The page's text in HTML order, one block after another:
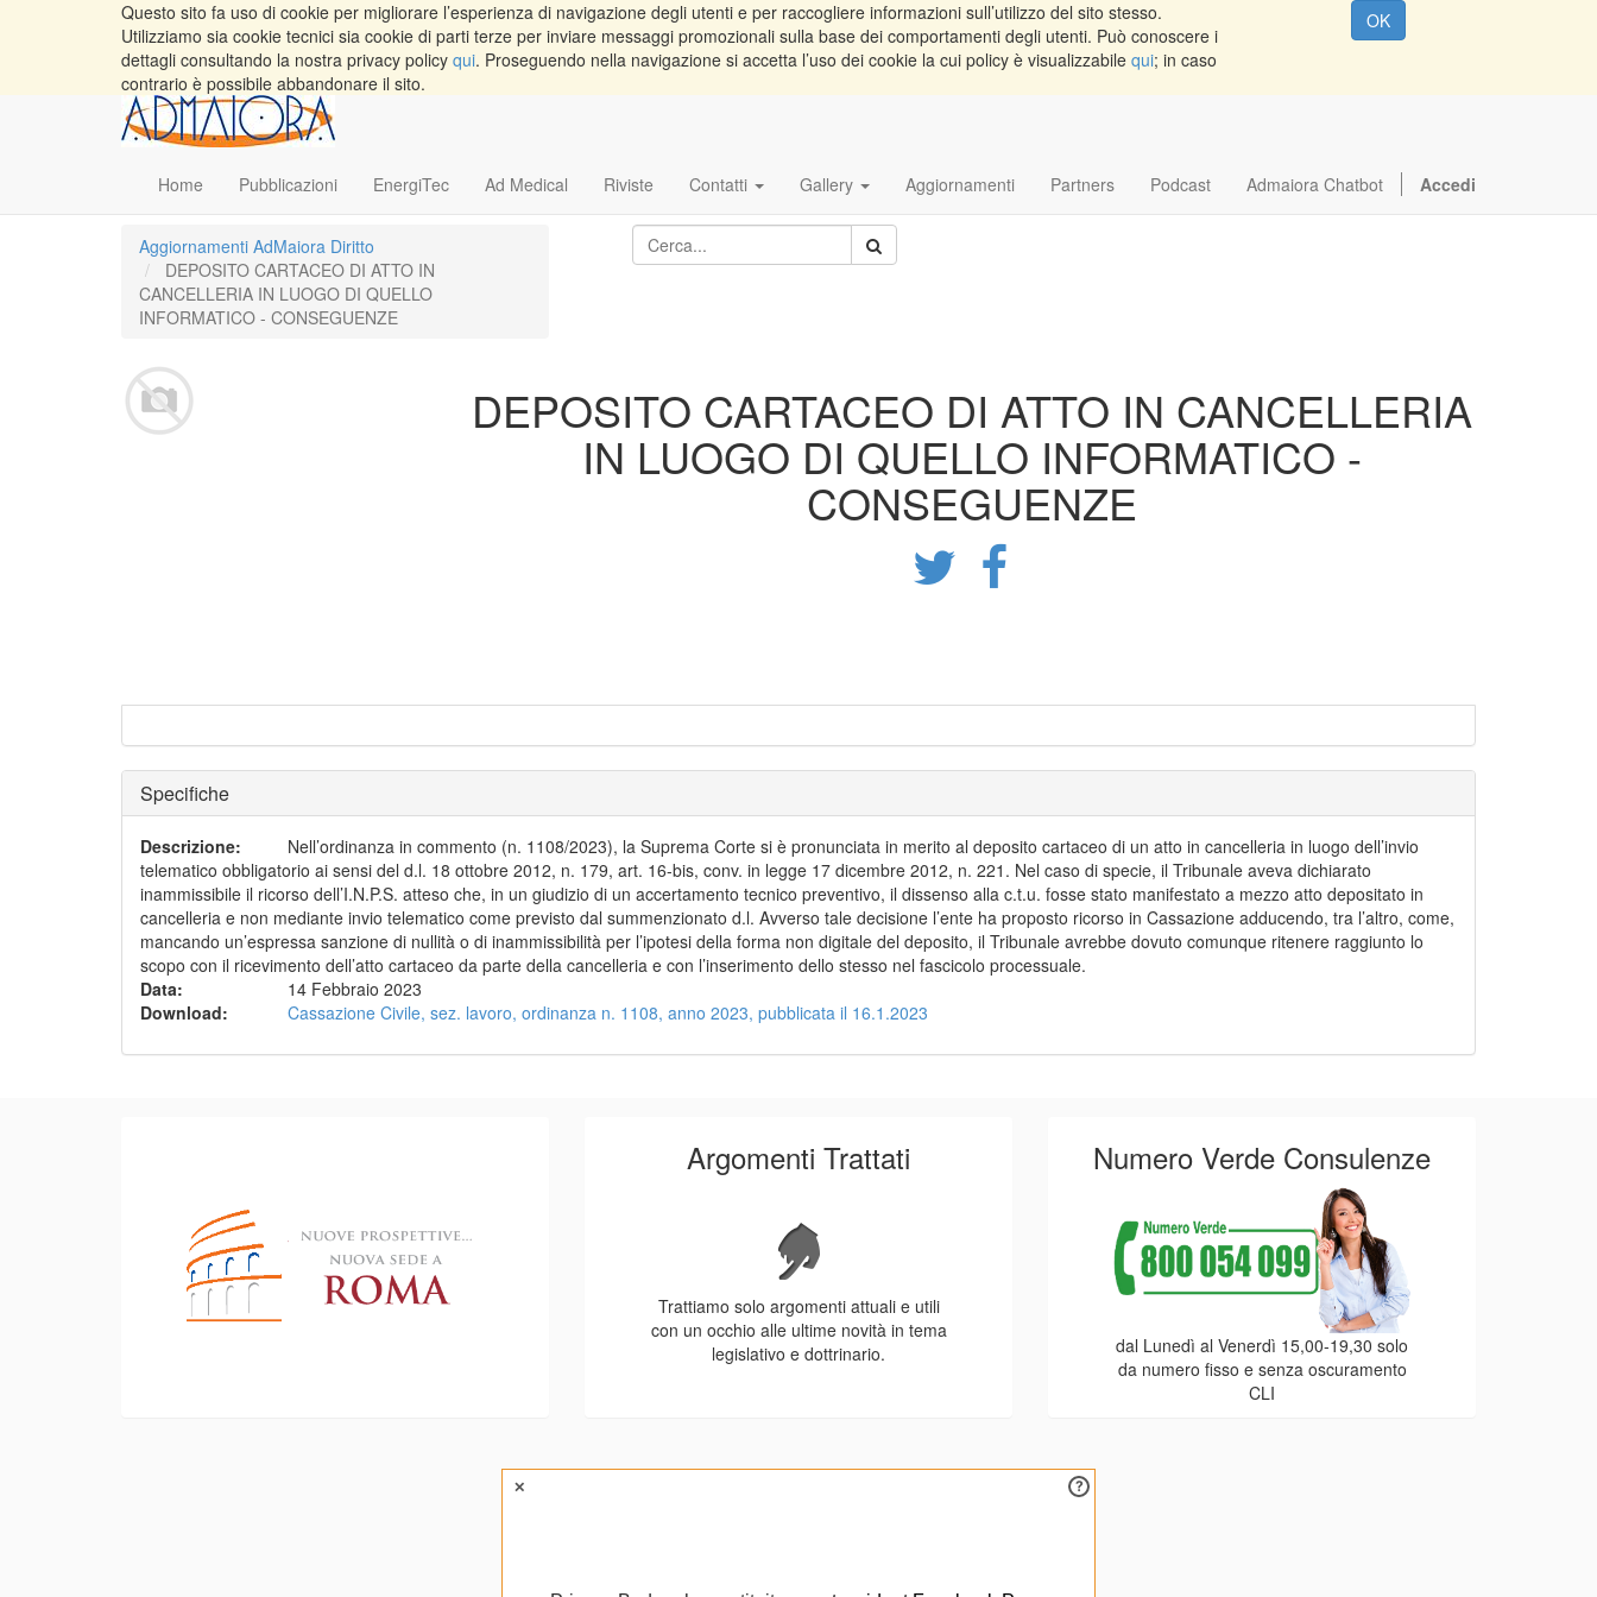
Questo sito fa uso di cookie per migliorare l’esperienza di navigazione degli utenti e per raccogliere informazioni sull’utilizzo del sito stesso.
Utilizziamo sia cookie tecnici sia cookie di parti terze per inviare messaggi promozionali sulla base dei comportamenti degli utenti. Può conoscere i
dettagli consultando la nostra privacy policy qui. Proseguendo nella navigazione si accetta l’uso dei cookie la cui policy è visualizzabile qui; in caso
contrario è possibile abbandonare il sito.
OK
Home Pubblicazioni EnergiTec Ad Medical Riviste Contatti Gallery Aggiornamenti Partners Podcast Admaiora Chatbot Accedi
Aggiornamenti AdMaiora Diritto
DEPOSITO CARTACEO DI ATTO IN
CANCELLERIA IN LUOGO DI QUELLO
INFORMATICO - CONSEGUENZE
DEPOSITO CARTACEO DI ATTO IN CANCELLERIA
IN LUOGO DI QUELLO INFORMATICO -
CONSEGUENZE
Specifiche
Descrizione:
Nell’ordinanza in commento (n. 1108/2023), la Suprema Corte si è pronunciata in merito al deposito cartaceo di un atto in cancelleria in luogo dell’invio
telematico obbligatorio ai sensi del d.l. 18 ottobre 2012, n. 179, art. 16-bis, conv. in legge 17 dicembre 2012, n. 221. Nel caso di specie, il Tribunale aveva dichiarato
inammissibile il ricorso dell’I.N.P.S. atteso che, in un giudizio di un accertamento tecnico preventivo, il dissenso alla c.t.u. fosse stato manifestato a mezzo atto depositato in
cancelleria e non mediante invio telematico come previsto dal summenzionato d.l. Avverso tale decisione l’ente ha proposto ricorso in Cassazione adducendo, tra l’altro, come,
mancando un’espressa sanzione di nullità o di inammissibilità per l’ipotesi della forma non digitale del deposito, il Tribunale avrebbe dovuto comunque ritenere raggiunto lo
scopo con il ricevimento dell’atto cartaceo da parte della cancelleria e con l’inserimento dello stesso nel fascicolo processuale.
Data:
14 Febbraio 2023
Download: Cassazione Civile, sez. lavoro, ordinanza n. 1108, anno 2023, pubblicata il 16.1.2023
Argomenti Trattati
Trattiamo solo argomenti attuali e utili
con un occhio alle ultime novità in tema
legislativo e dottrinario.
Numero Verde Consulenze
dal Lunedì al Venerdì 15,00-19,30 solo
da numero fisso e senza oscuramento
CLI